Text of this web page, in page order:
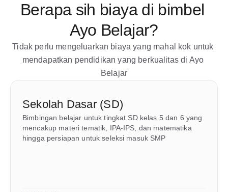
Berapa sih biaya di bimbel
Ayo Belajar?
Tidak perlu mengeluarkan biaya yang mahal kok untuk
mendapatkan pendidikan yang berkualitas di Ayo
Belajar
Sekolah Dasar (SD)
Bimbingan belajar untuk tingkat SD kelas 5 dan 6 yang
mencakup materi tematik, IPA-IPS, dan matematika
hingga persiapan untuk seleksi masuk SMP